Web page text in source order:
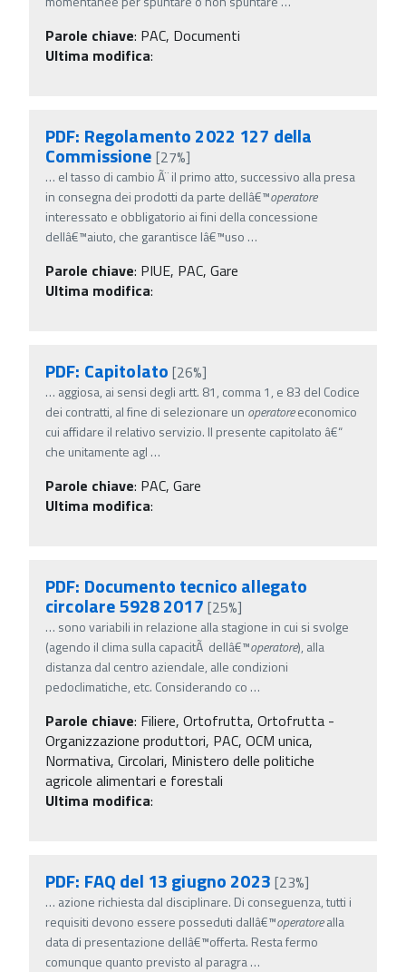
Parole chiave: PAC, Documenti
Ultima modifica:
PDF: Regolamento 2022 127 della
Commissione [27%]
… el tasso di cambio Ã¨ il primo atto, successivo alla presa
in consegna dei prodotti da parte dellâ€™operatore
interessato e obbligatorio ai fini della concessione
dellâ€™aiuto, che garantisce lâ€™uso …
Parole chiave: PIUE, PAC, Gare
Ultima modifica:
PDF: Capitolato [26%]
… aggiosa, ai sensi degli artt. 81, comma 1, e 83 del Codice
dei contratti, al fine di selezionare un operatoreeconomico
cui affidare il relativo servizio. Il presente capitolato â€“
che unitamente agl …
Parole chiave: PAC, Gare
Ultima modifica:
PDF: Documento tecnico allegato
circolare 5928 2017 [25%]
… sono variabili in relazione alla stagione in cui si svolge
(agendo il clima sulla capacitÃ dellâ€™operatore), alla
distanza dal centro aziendale, alle condizioni
pedoclimatiche, etc. Considerando co …
Parole chiave: Filiere, Ortofrutta, Ortofrutta -
Organizzazione produttori, PAC, OCM unica,
Normativa, Circolari, Ministero delle politiche
agricole alimentari e forestali
Ultima modifica:
PDF: FAQ del 13 giugno 2023 [23%]
… azione richiesta dal disciplinare. Di conseguenza, tutti i
requisiti devono essere posseduti dallâ€™operatorealla
data di presentazione dellâ€™offerta. Resta fermo
comunque quanto previsto al paragra…